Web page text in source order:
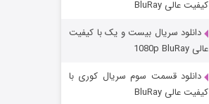
وستی ها
کیفیت عالی BluRay
دانلود سریال بیست و یک با کیفیت
عالی 1080p BluRay
دانلود قسمت سوم سریال کوری با
کیفیت عالی BluRay